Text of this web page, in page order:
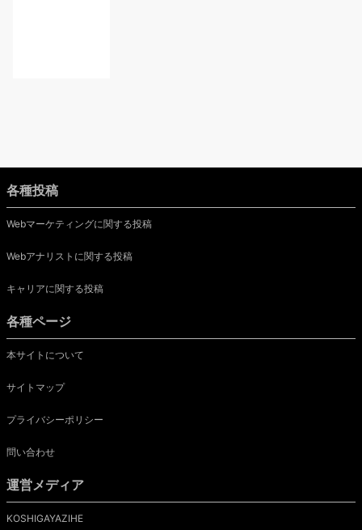
各種投稿
Webマーケティングに関する投稿
Webアナリストに関する投稿
キャリアに関する投稿
各種ページ
本サイトについて
サイトマップ
プライバシーポリシー
問い合わせ
運営メディア
KOSHIGAYAZIHE